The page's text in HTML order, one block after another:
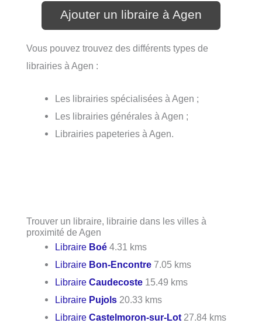
Ajouter un libraire à Agen
Vous pouvez trouvez des différents types de
librairies à Agen :
Les librairies spécialisées à Agen ;
Les librairies générales à Agen ;
Librairies papeteries à Agen.
Trouver un libraire, librairie dans les villes à
proximité de Agen
Libraire Boé 4.31 kms
Libraire Bon-Encontre 7.05 kms
LibraireCaudecoste 15.49 kms
Libraire Pujols 20.33 kms
LibraireCastelmoron-sur-Lot 27.84 kms